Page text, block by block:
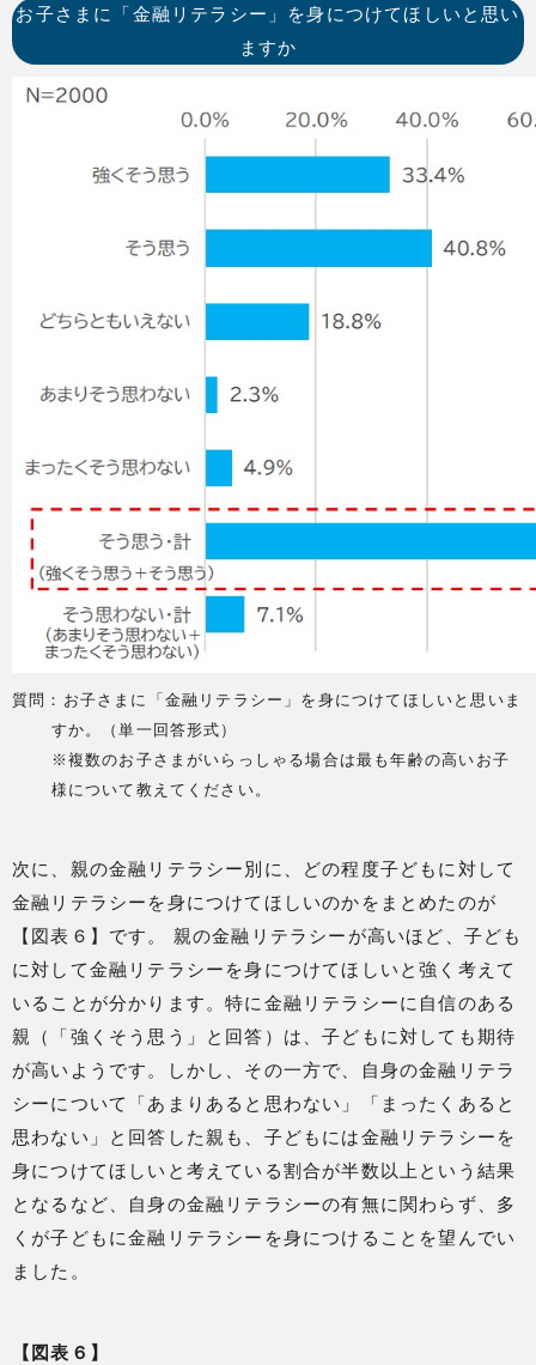
お子さまに「金融リテラシー」を身につけてほしいと思い
ますか
質問：お子さまに「金融リテラシー」を身につけてほしいと思いま
すか。（単一回答形式）
※複数のお子さまがいらっしゃる場合は最も年齢の高いお子
様について教えてください。
次に、親の金融リテラシー別に、どの程度子どもに対して
金融リテラシーを身につけてほしいのかをまとめたのが
【図表６】です。 親の金融リテラシーが高いほど、子ども
に対して金融リテラシーを身につけてほしいと強く考えて
いることが分かります。特に金融リテラシーに自信のある
親（「強くそう思う」と回答）は、子どもに対しても期待
が高いようです。しかし、その一方で、自身の金融リテラ
シーについて「あまりあると思わない」「まったくあると
思わない」と回答した親も、子どもには金融リテラシーを
身につけてほしいと考えている割合が半数以上という結果
となるなど、自身の金融リテラシーの有無に関わらず、多
くが子どもに金融リテラシーを身につけることを望んでい
ました。
【図表６】